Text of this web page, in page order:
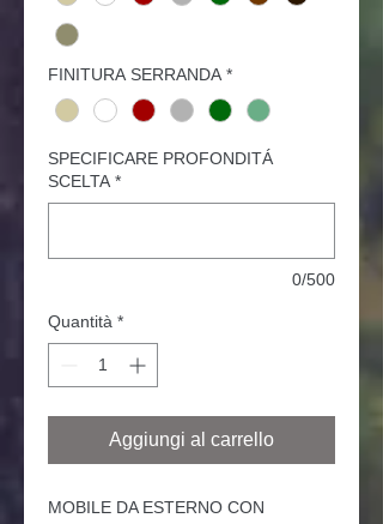
FINITURA SERRANDA *
SPECIFICARE PROFONDITÁ
SCELTA *
0/500
Quantità *
Aggiungi al carrello
MOBILE DA ESTERNO CON